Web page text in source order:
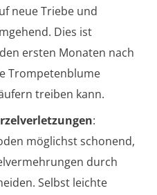
neue Triebe und
Dies ist
ersten Monaten nach
Trompetenblume
treiben kann.
:
möglichst schonend,
durch
Selbst leichte